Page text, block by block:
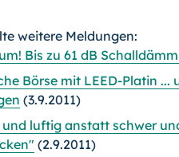
weitere Meldungen:
Bis zu 61 dB
Börse mit LEED-Platin
(3.9.2011)
luftig anstatt schwer
(2.9.2011)